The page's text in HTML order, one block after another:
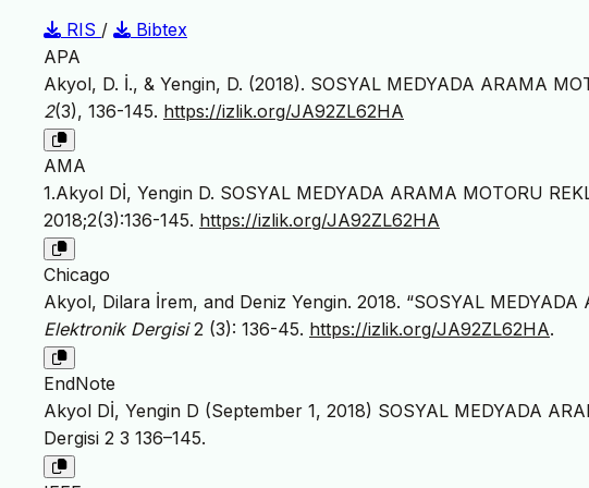
RIS /
Bibtex
APA
Akyol, D. İ., & Yengin, D. (2018). SOSYAL MEDYADA ARAMA
2(3), 136-145. https://izlik.org/JA92ZL62HA
AMA
1.Akyol Dİ, Yengin D. SOSYAL MEDYADA ARAMA MOTORU
2018;2(3):136-145. https://izlik.org/JA92ZL62HA
Chicago
Akyol, Dilara İrem, and Deniz Yengin. 2018. “SOSYAL MEDYADA
Elektronik Dergisi2 (3): 136-45. https://izlik.org/JA92ZL62HA.
EndNote
Akyol Dİ, Yengin D (September 1, 2018) SOSYAL MEDYADA
Dergisi 2 3 136–145.